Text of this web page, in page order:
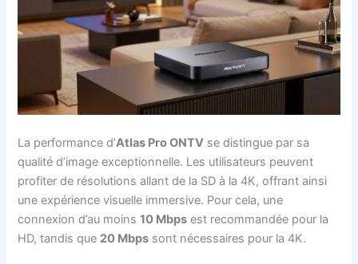
La performance d’Atlas Pro ONTV se distingue par sa
qualité d’image exceptionnelle. Les utilisateurs peuvent
profiter de résolutions allant de la SD à la 4K, offrant ainsi
une expérience visuelle immersive. Pour cela, une
connexion d’au moins10 Mbps est recommandée pour la
HD, tandis que 20 Mbps sont nécessaires pour la 4K.